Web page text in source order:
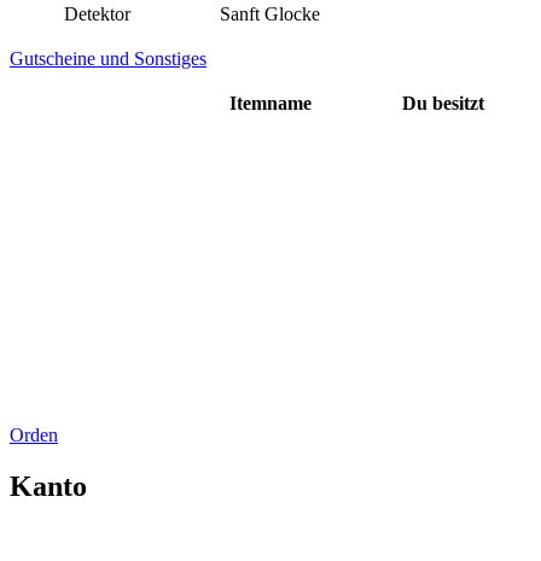
Detektor Sanft Glocke
Gutscheine und Sonstiges
Itemname Du besitzt
Orden
Kanto